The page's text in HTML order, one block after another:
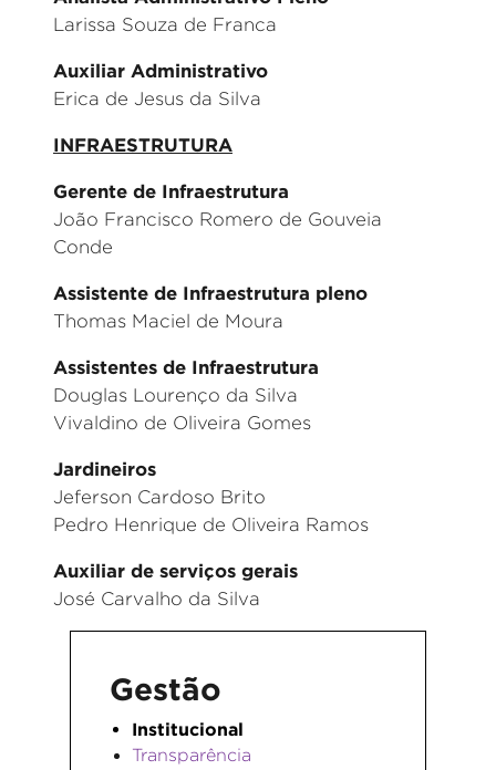
Larissa Souza de Franca
Auxiliar Administrativo
Erica de Jesus da Silva
INFRAESTRUTURA
Gerente de Infraestrutura
João Francisco Romero de Gouveia
Conde
Assistente de Infraestrutura pleno
Thomas Maciel de Moura
Assistentes de Infraestrutura
Douglas Lourenço da Silva
Vivaldino de Oliveira Gomes
Jardineiros
Jeferson Cardoso Brito
Pedro Henrique de Oliveira Ramos
Auxiliar de serviços gerais
José Carvalho da Silva
Gestão
Institucional
Transparência